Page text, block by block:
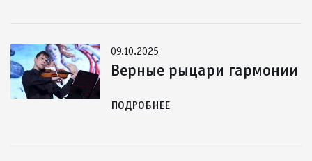
09.10.2025
Верные рыцари гармонии
ПОДРОБНЕЕ